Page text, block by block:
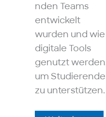
nden Teams
entwickelt
wurden und wie
digitale Tools
genutzt
um Studierende
zu unterstützen.